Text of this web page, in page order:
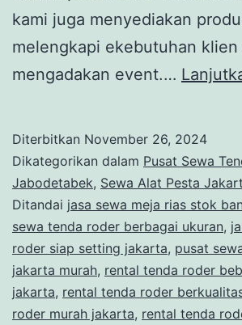
kami juga menyediakan
melengkapi ekebutuhan klien
mengadakan event.…
Diterbitkan November 26, 2024
Dikategorikan dalam Pusat Sewa
Jabodetabek, Sewa Alat Pesta
Ditandai jasa sewa meja rias stok
sewa tenda roder berbagai ukuran,
roder siap setting jakarta, pusat
jakarta murah, rental tenda roder
jakarta, rental tenda roder
roder murah jakarta, rental tenda